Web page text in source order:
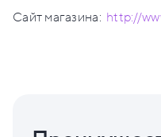
Сайт магазина: http://